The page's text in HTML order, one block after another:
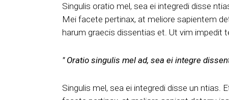
Singulis oratio mel, sea ei integredi disse
Mei facete pertinax, at meliore sapientem
harum graecis dissentias et. Ut vim impedit
Oratio singulis mel ad, sea ei integre
Singulis mel, sea ei integredi disse un